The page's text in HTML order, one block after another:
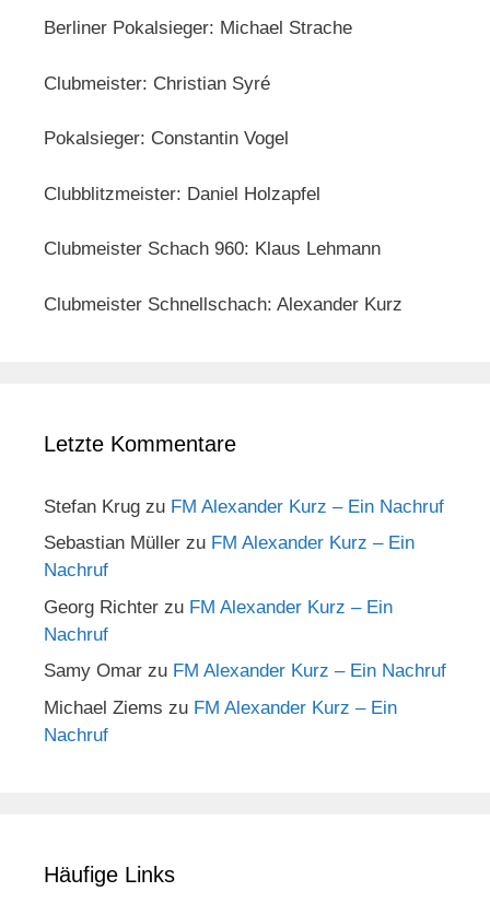
Berliner Pokalsieger: Michael Strache
Clubmeister: Christian Syré
Pokalsieger: Constantin Vogel
Clubblitzmeister: Daniel Holzapfel
Clubmeister Schach 960: Klaus Lehmann
Clubmeister Schnellschach: Alexander Kurz
Letzte Kommentare
Stefan Krug zu FM Alexander Kurz – Ein Nachruf
Sebastian Müller zu FM Alexander Kurz – Ein
Nachruf
Georg Richter zu FM Alexander Kurz – Ein
Nachruf
Samy Omar zu FM Alexander Kurz – Ein Nachruf
Michael Ziems zu FM Alexander Kurz – Ein
Nachruf
Häufige Links